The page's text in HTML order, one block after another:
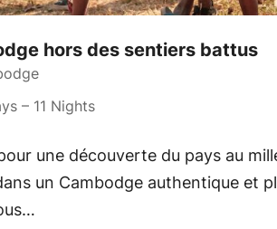
hors des sentiers battus
– 11 Nights
une découverte du pays au
un Cambodge authentique et